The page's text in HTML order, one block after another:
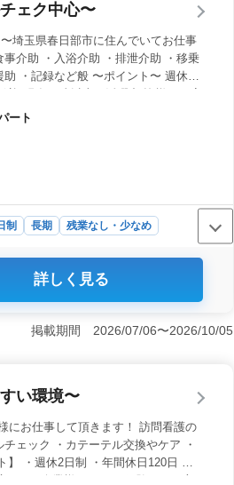
ートしています。給与面も魅力的
ェク中心〜
埼玉県春日部市に住んでいてお仕事
介助 ・入浴介助 ・排泄介助 ・移乗
・記録など般 〜ポイント〜 週休2
ート
制 長期
残業なし・少なめ
護師業務です。バイタルチェック
す。 ＜業務内容＞ 食事介助や入
充実しており、安心して働ける環
詳しく見る
掲載期間 2026/07/06〜2026/10/05
い環境〜
にお仕事して頂きます！ 訪問看護の
ェック ・カテーテル交換やケア ・
・週休2日制 ・年間休日120日 ・
ある企業様です！ ご経験のある方